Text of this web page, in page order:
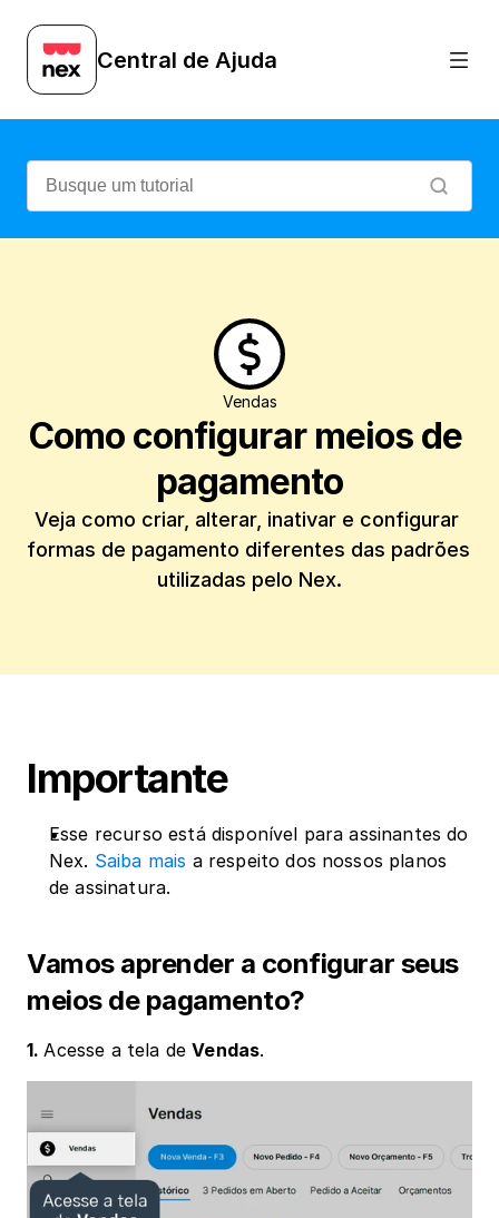
Central de Ajuda
Vendas
Como configurar meios de
pagamento
Veja como criar, alterar, inativar e configurar
formas de pagamento diferentes das padrões
utilizadas pelo Nex.
Importante
Esse recurso está disponível para assinantes do
Nex. Saiba mais a respeito dos nossos planos
de assinatura.
Vamos aprender a configurar seus
meios de pagamento?
1. Acesse a tela de Vendas.